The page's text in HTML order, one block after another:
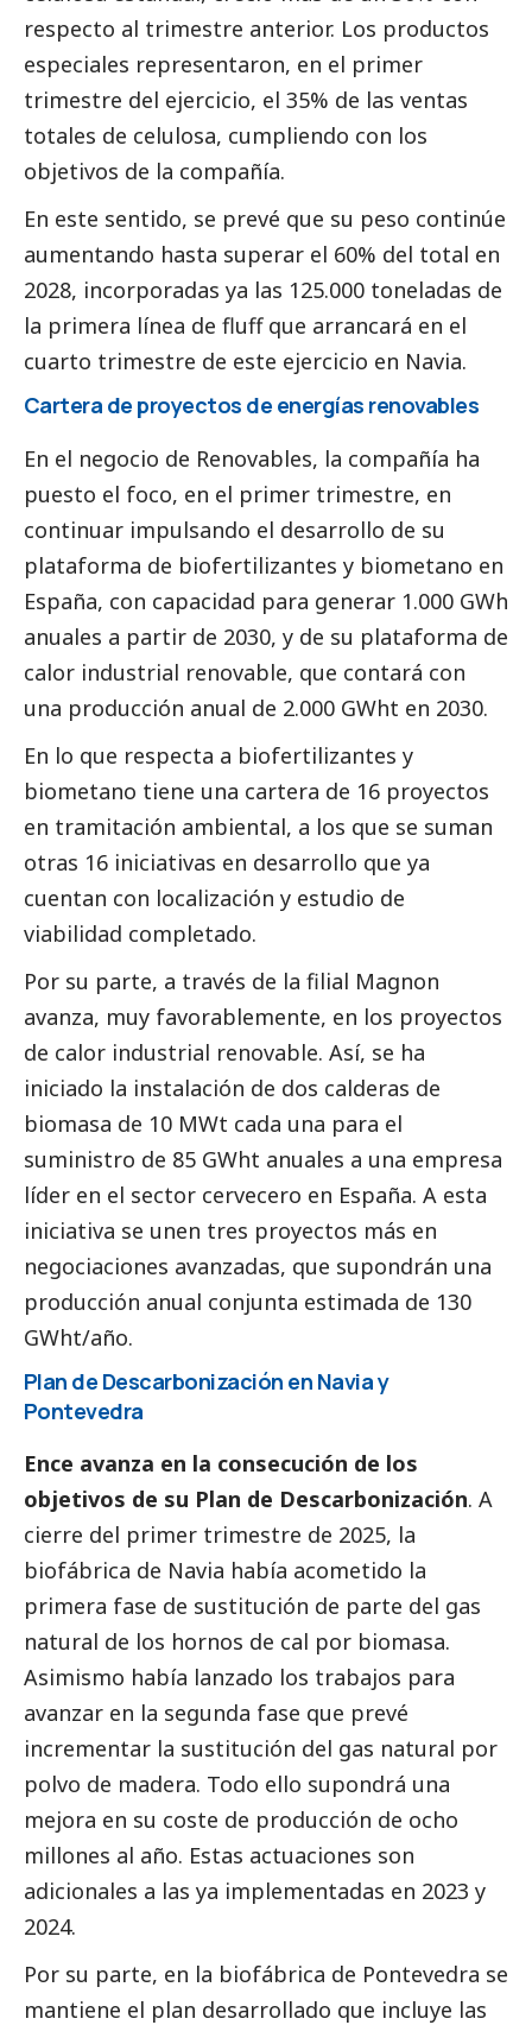
respecto al trimestre anterior. Los productos
especiales representaron, en el primer
trimestre del ejercicio, el 35% de las ventas
totales de celulosa, cumpliendo con los
objetivos de la compañía.
En este sentido, se prevé que su peso continúe
aumentando hasta superar el 60% del total en
2028, incorporadas ya las 125.000 toneladas de
la primera línea de fluff que arrancará en el
cuarto trimestre de este ejercicio en Navia.
Cartera de proyectos de energías renovables
En el negocio de Renovables, la compañía ha
puesto el foco, en el primer trimestre, en
continuar impulsando el desarrollo de su
plataforma de biofertilizantes y biometano en
España, con capacidad para generar 1.000 GWh
anuales a partir de 2030, y de su plataforma de
calor industrial renovable, que contará con
una producción anual de 2.000 GWht en 2030.
En lo que respecta a biofertilizantes y
biometano tiene una cartera de 16 proyectos
en tramitación ambiental, a los que se suman
otras 16 iniciativas en desarrollo que ya
cuentan con localización y estudio de
viabilidad completado.
Por su parte, a través de la filial Magnon
avanza, muy favorablemente, en los proyectos
de calor industrial renovable. Así, se ha
iniciado la instalación de dos calderas de
biomasa de 10 MWt cada una para el
suministro de 85 GWht anuales a una empresa
líder en el sector cervecero en España. A esta
iniciativa se unen tres proyectos más en
negociaciones avanzadas, que supondrán una
producción anual conjunta estimada de 130
GWht/año.
Plan de Descarbonización en Navia y
Pontevedra
Ence avanza en la consecución de los
objetivos de su Plan de Descarbonización. A
cierre del primer trimestre de 2025, la
biofábrica de Navia había acometido la
primera fase de sustitución de parte del gas
natural de los hornos de cal por biomasa.
Asimismo había lanzado los trabajos para
avanzar en la segunda fase que prevé
incrementar la sustitución del gas natural por
polvo de madera. Todo ello supondrá una
mejora en su coste de producción de ocho
millones al año. Estas actuaciones son
adicionales a las ya implementadas en 2023 y
2024.
Por su parte, en la biofábrica de Pontevedra se
mantiene el plan desarrollado que incluye las